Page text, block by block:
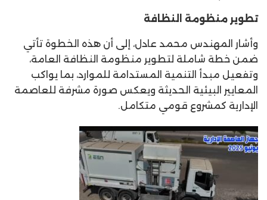
تطوير منظومة النظافة
وأشار المهندس محمد عادل، إلى أن هذه الخطوة تأتي
ضمن خطة شاملة لتطوير منظومة النظافة العامة،
وتفعيل مبدأ التنمية المستدامة للموارد، بما يواكب
المعايير البيئية الحديثة ويعكس صورة مشرفة للعاصمة
الإدارية كمشروع قومي متكامل.